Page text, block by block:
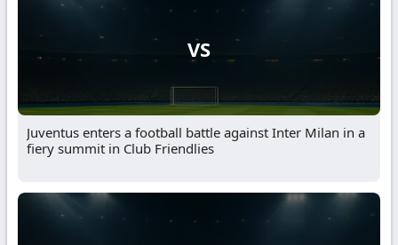
VS
Juventus enters a football battle against Inter Milan in a
fiery summit in Club Friendlies